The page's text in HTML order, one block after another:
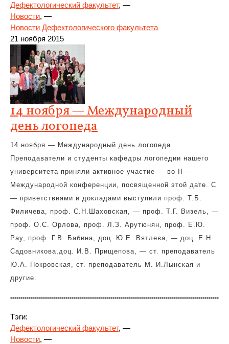
Дефектологический факультет, —
Новости, —
Новости Дефектологического факультета
21 ноября 2015
14 ноября — Международный
день логопеда
14 ноября — Международный день логопеда.
Преподаватели и студенты кафедры логопедии нашего
университета приняли активное участие — во II —
Международной конференции, посвященной этой дате. С
— приветствиями и докладами выступили проф. Т.Б.
Филичева, проф. С.Н.Шаховская, — проф. Т.Г. Визель, —
проф. О.С. Орлова, проф. Л.З. Арутюнян, проф. Е.Ю.
Рау, проф. Г.В. Бабина, доц. Ю.Е. Вятлева, — доц. Е.Н.
Садовникова,доц. И.В. Прищепова, — ст. преподаватель
Ю.А. Покровская, ст. преподаватель М. И.Лынская и
другие.
Тэги:
Дефектологический факультет, —
Новости, —